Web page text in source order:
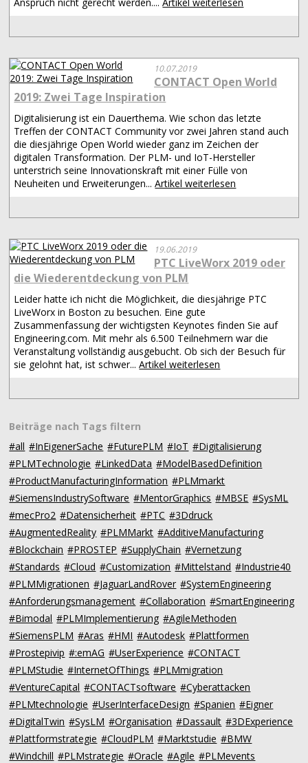
Anspruch nicht gerecht werden....Artikel weiterlesen
10.07.2019
CONTACT Open World
2019: Zwei Tage Inspiration
Digitalisierung ist ein Dauerthema. Wie schon das letzte
Treffen der CONTACT Community vor zwei Jahren stand auch
die diesjährige Open World wieder ganz im Zeichen der
digitalen Transformation. Der PLM- und IoT-Hersteller
unterstrich seine Innovationskraft mit einer Fülle von
Neuheiten und Erweiterungen...Artikel weiterlesen
19.06.2019
PTC LiveWorx 2019 oder
die Wiederentdeckung von PLM
Leider hatte ich nicht die Möglichkeit, die diesjährige PTC
LiveWorx in Boston zu besuchen. Eine gute
Zusammenfassung der wichtigsten Keynotes finden Sie auf
Engineering.com. Mit mehr als 6.500 Teilnehmern war die
Veranstaltung vollständig ausgebucht. Ob sich der Besuch für
sie gelohnt hat, ist schwer...Artikel weiterlesen
Beiträge nach Tags filtern
#all #InEigenerSache #FuturePLM #IoT #Digitalisierung
#PLMTechnologie #LinkedData #ModelBasedDefinition
#ProductManufacturingInformation #PLMmarkt
#SiemensIndustrySoftware #MentorGraphics #MBSE #SysML
#mecPro2 #Datensicherheit #PTC #3Ddruck
#AugmentedReality #PLMMarkt #AdditiveManufacturing
#Blockchain #PROSTEP #SupplyChain #Vernetzung
#Standards #Cloud #Customization #Mittelstand #Industrie40
#PLMMigrationen #JaguarLandRover #SystemEngineering
#Anforderungsmanagement #Collaboration #SmartEngineering
#Bimodal #PLMImplementierung #AgileMethoden
#SiemensPLM #Aras #HMI #Autodesk #Plattformen
#Prostepivip #:emAG #UserExperience #CONTACT
#PLMStudie #InternetOfThings #PLMmigration
#VentureCapital #CONTACTsoftware #Cyberattacken
#PLMtechnologie #UserInterfaceDesign #Spanien #Eigner
#DigitalTwin #SysLM #Organisation #Dassault #3DExperience
#Plattformstrategie #CloudPLM #Marktstudie #BMW
#Windchill #PLMstrategie #Oracle #Agile #PLMevents